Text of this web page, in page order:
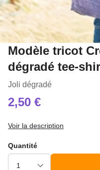
Modèle tricot
dégradé tee-
Joli dégradé
2,50 €
Voir la description
Quantité